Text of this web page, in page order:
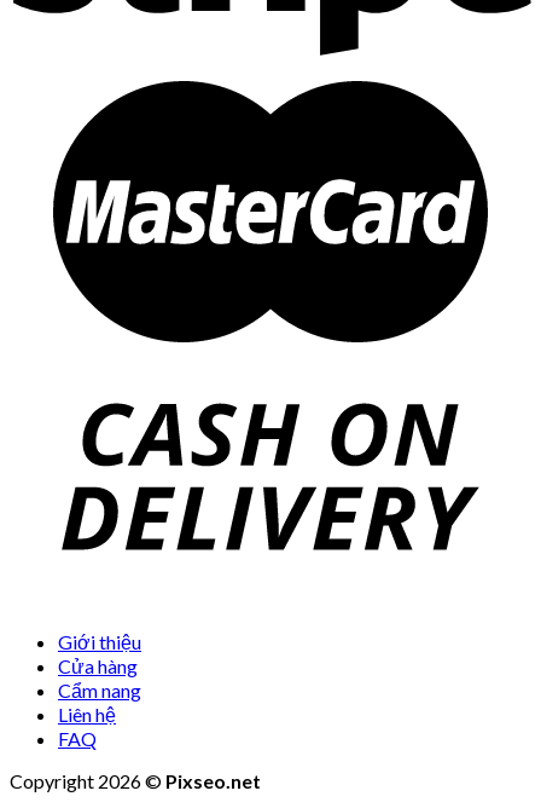
Giới thiệu
Cửa hàng
Cẩm nang
Liên hệ
FAQ
Copyright 2026 © Pixseo.net